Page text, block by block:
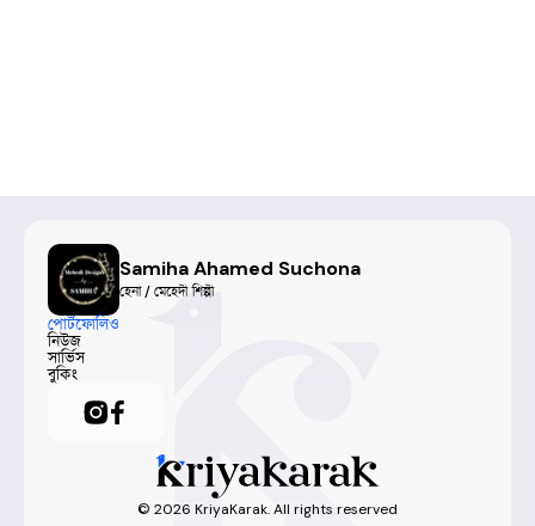
Samiha Ahamed Suchona
হেনা / মেহেদী শিল্পী
পোর্টফোলিও
নিউজ
সার্ভিস
বুকিং
© 2026 KriyaKarak. All rights reserved